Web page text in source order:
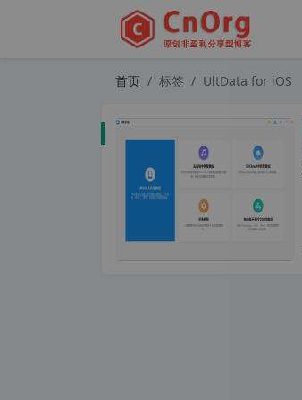
首页 标签 UltData for iOS